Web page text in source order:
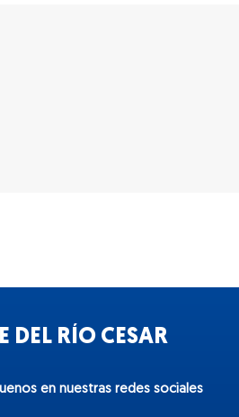
DEL RÍO CESAR
en nuestras redes sociales